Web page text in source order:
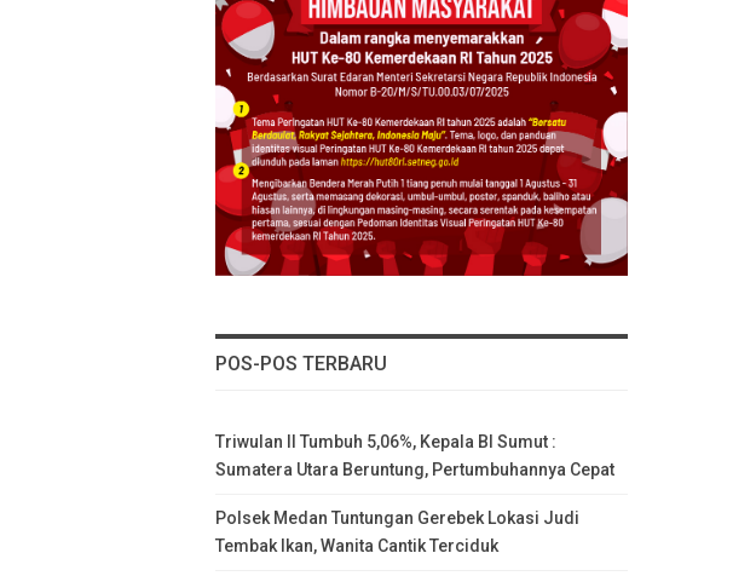
POS-POS TERBARU
Triwulan II Tumbuh 5,06%, Kepala BI Sumut :
Sumatera Utara Beruntung, Pertumbuhannya Cepat
Polsek Medan Tuntungan Gerebek Lokasi Judi
Tembak Ikan, Wanita Cantik Terciduk